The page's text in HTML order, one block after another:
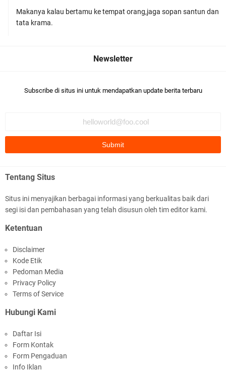
Tim URC Polres Lombok Timur Ringkus Pelaku
Polsek Gunungsari Kawal keamanan Acara
Selamatan Bendungan Meninting
Lingkungan Taman Perkuat Sinergitas
Makanya kalau bertamu ke tempat orang,jaga sopan santun dan
tata krama.
Subscribe di situs ini untuk mendapatkan update berita terbaru
Tentang Situs
Situs ini menyajikan berbagai informasi yang berkualitas baik dari
segi isi dan pembahasan yang telah disusun oleh tim editor kami.
Ketentuan
Disclaimer
Kode Etik
Pedoman Media
Privacy Policy
Terms of Service
Hubungi Kami
Daftar Isi
Form Kontak
Form Pengaduan
Info Iklan